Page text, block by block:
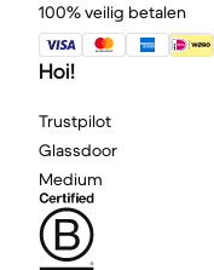
100% veilig betalen
Hoi!
Trustpilot
Glassdoor
Medium